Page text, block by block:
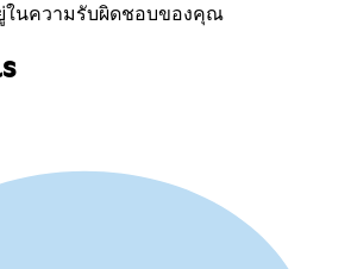
ในความรับผิดชอบของคุณ